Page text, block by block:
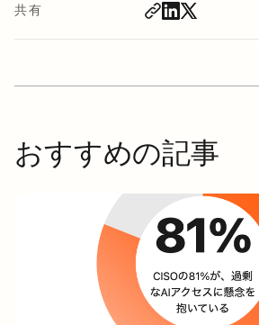
共有
おすすめの記事